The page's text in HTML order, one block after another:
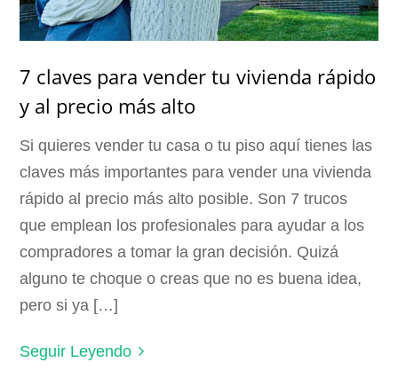
7 claves para vender tu vivienda rápido
y al precio más alto
Si quieres vender tu casa o tu piso aquí tienes las
claves más importantes para vender una vivienda
rápido al precio más alto posible. Son 7 trucos
que emplean los profesionales para ayudar a los
compradores a tomar la gran decisión. Quizá
alguno te choque o creas que no es buena idea,
pero si ya […]
Seguir Leyendo